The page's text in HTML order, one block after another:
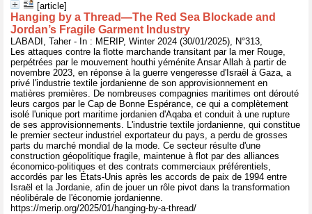
[article]
Hanging by a Thread—The Red Sea Blockade and
Jordan’s Fragile Garment Industry
LABADI, Taher - In : MERIP, Winter 2024 (30/01/2025), N°313,
Les attaques contre la flotte marchande transitant par la mer Rouge,
perpétrées par le mouvement houthi yéménite Ansar Allah à partir de
novembre 2023, en réponse à la guerre vengeresse d'Israël à Gaza, a
privé l'industrie textile jordanienne de son approvisionnement en
matières premières. De nombreuses compagnies maritimes ont dérouté
leurs cargos par le Cap de Bonne Espérance, ce qui a complètement
isolé l'unique port maritime jordanien d'Aqaba et conduit à une rupture
de ses approvisionnements. L'industrie textile jordanienne, qui constitue
le premier secteur industriel exportateur du pays, a perdu de grosses
parts du marché mondial de la mode. Ce secteur résulte d'une
construction géopolitique fragile, maintenue à flot par des alliances
économico-politiques et des contrats commerciaux préférentiels,
accordés par les États-Unis après les accords de paix de 1994 entre
Israël et la Jordanie, afin de jouer un rôle pivot dans la transformation
néolibérale de l'économie jordanienne.
https://merip.org/2025/01/hanging-by-a-thread/